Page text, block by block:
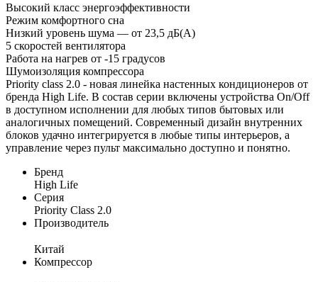
Высокий класс энергоэффективности
Режим комфортного сна
Низкий уровень шума — от 23,5 дБ(А)
5 скоростей вентилятора
Работа на нагрев от -15 градусов
Шумоизоляция компрессора
Priority class 2.0 - новая линейка настенных кондиционеров от
бренда High Life. В состав серии включены устройства On/Off
в доступном исполнении для любых типов бытовых или
аналогичных помещений. Современный дизайн внутренних
блоков удачно интегрируется в любые типы интерьеров, а
управление через пульт максимально доступно и понятно.
Бренд
High Life
Серия
Priority Class 2.0
Производитель
Китай
Компрессор